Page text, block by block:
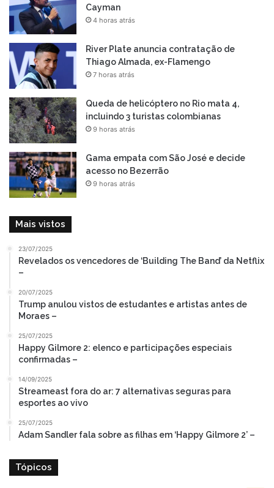
Cayman
4 horas atrás
River Plate anuncia contratação de
Thiago Almada, ex-Flamengo
7 horas atrás
Queda de helicóptero no Rio mata 4,
incluindo 3 turistas colombianas
9 horas atrás
Gama empata com São José e decide
acesso no Bezerrão
9 horas atrás
Mais vistos
23/07/2025
Revelados os vencedores de ‘Building The Band’ da Netflix
–
20/07/2025
Trump anulou vistos de estudantes e artistas antes de
Moraes –
25/07/2025
Happy Gilmore 2: elenco e participações especiais
confirmadas –
14/09/2025
Streameast fora do ar: 7 alternativas seguras para
esportes ao vivo
25/07/2025
Adam Sandler fala sobre as filhas em ‘Happy Gilmore 2’ –
Tópicos